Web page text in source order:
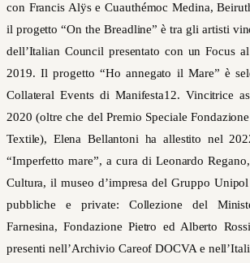
con Francis Alÿs e Cuauthémoc Medina,
il progetto “On the Breadline” è tra gli artisti
dell’Italian Council presentato con un Focus
2019. Il progetto “Ho annegato il Mare” è
Collateral Events di Manifesta12. Vincitrice
2020 (oltre che del Premio Speciale
Textile), Elena Bellantoni ha allestito nel
“Imperfetto mare”, a cura di Leonardo
Cultura, il museo d’impresa del Gruppo
pubbliche e private: Collezione del
Farnesina, Fondazione Pietro ed Alberto
presenti nell’Archivio Careof DOCVA e